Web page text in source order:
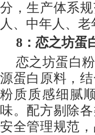
分，生产体系
人、中年人、
8 ：恋之坊蛋
恋之坊蛋白
源蛋白原料，
粉质质感细腻
味。配方剔除
安全管理规范